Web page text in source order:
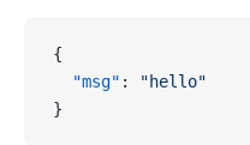
{
  "msg"
:
"hello"
}